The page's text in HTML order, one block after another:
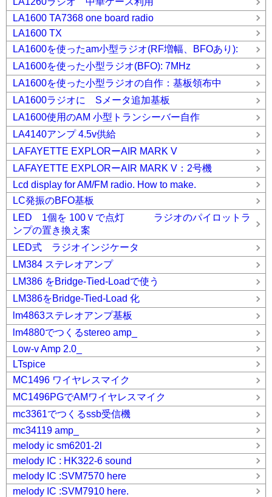
LA1600 TA7368 one board radio
LA1600 TX
LA1600を使ったam小型ラジオ(RF増幅、BFOあり):
LA1600を使った小型ラジオ(BFO): 7MHz
LA1600を使った小型ラジオの自作：基板領布中
LA1600ラジオに Sメータ追加基板
LA1600使用のAM 小型トランシーバー自作
LA4140アンプ 4.5v供給
LAFAYETTE EXPLORーAIR MARK V
LAFAYETTE EXPLORーAIR MARK V：2号機
Lcd display for AM/FM radio. How to make.
LC発振のBFO基板
LED 1個を 100Ｖで点灯 ラジオのパイロットラ
ンプの置き換え案
LED式 ラジオインジケータ
LM384 ステレオアンプ
LM386 をBridge-Tied-Loadで使う
LM386をBridge-Tied-Load 化
lm4863ステレオアンプ基板
lm4880でつくるstereo amp_
Low-v Amp 2.0_
LTspice
MC1496 ワイヤレスマイク
MC1496PGでAMワイヤレスマイク
mc3361でつくるssb受信機
mc34119 amp_
melody ic sm6201-2l
melody IC : HK322-6 sound
melody IC :SVM7570 here
melody IC :SVM7910 here.